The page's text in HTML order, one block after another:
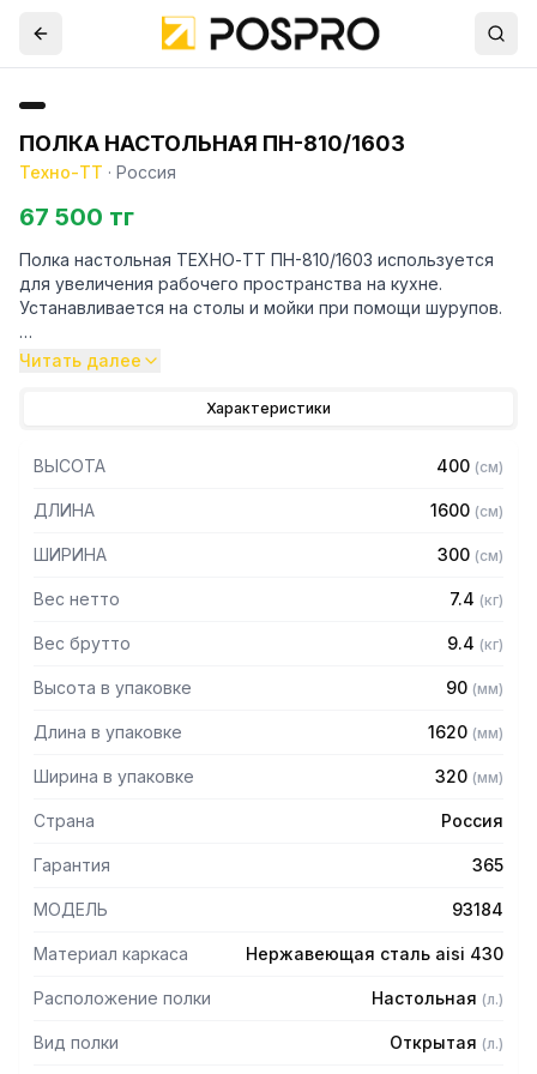
ПОЛКА НАСТОЛЬНАЯ ПН-810/1603
Техно-ТТ · Россия
67 500 тг
Полка настольная ТЕХНО-ТТ ПН-810/1603 используется
для увеличения рабочего пространства на кухне.
Устанавливается на столы и мойки при помощи шурупов.
Особенности:
— Из нержавеющей стали марки AISI 430 толщиной 0,8 мм
— С усилителем
— 1 ярус
— Боковины (стойки) из трубы 20х20 нержавеющей стали
— Крепление к столу болтовое через отверстие в
— Полка поставляется в разобранном виде
Читать далее
Характеристики
ВЫСОТА 400 (см)
ДЛИНА 1600 (см)
ШИРИНА 300 (см)
Вес нетто 7.4 (кг)
Вес брутто 9.4 (кг)
Высота в упаковке 90 (мм)
Длина в упаковке 1620 (мм)
Ширина в упаковке 320 (мм)
Страна Россия
Гарантия 365
МОДЕЛЬ 93184
Материал каркаса Нержавеющая сталь aisi 430
Расположение полки Настольная (л.)
Вид полки Открытая (л.)